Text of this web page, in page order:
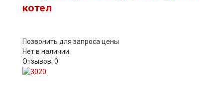
котел
Позвонить для запроса цены
Нет в наличии
Отзывов: 0